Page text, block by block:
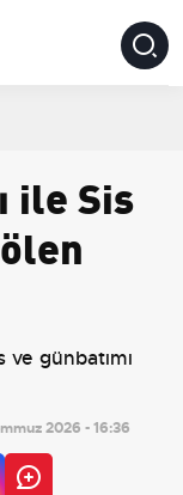
ile Sis
günbatımı
2026 - 16:36